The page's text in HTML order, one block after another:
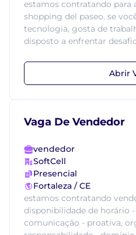
estamos contratando para
shopping del paseo. se
tecnologia, gosta de
disposto a enfrentar
Abrir
Vaga De Vendedor
vendedor
SoftCell
Presencial
Fortaleza / CE
estamos contratando
disponibilidade de horário
comunicação - proativa,